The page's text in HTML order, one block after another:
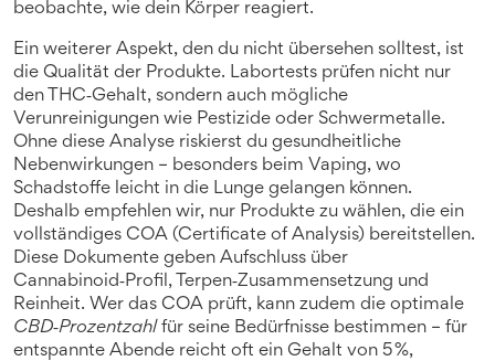
beobachte, wie dein Körper reagiert.
Ein weiterer Aspekt, den du nicht übersehen solltest, ist
die Qualität der Produkte. Labortests prüfen nicht nur
den THC‑Gehalt, sondern auch mögliche
Verunreinigungen wie Pestizide oder Schwermetalle.
Ohne diese Analyse riskierst du gesundheitliche
Nebenwirkungen – besonders beim Vaping, wo
Schadstoffe leicht in die Lunge gelangen können.
Deshalb empfehlen wir, nur Produkte zu wählen, die ein
vollständiges COA (Certificate of Analysis) bereitstellen.
Diese Dokumente geben Aufschluss über
Cannabinoid‑Profil, Terpen‑Zusammensetzung und
Reinheit. Wer das COA prüft, kann zudem die optimale
CBD‑Prozentzahl für seine Bedürfnisse bestimmen – für
entspannte Abende reicht oft ein Gehalt von 5 %,